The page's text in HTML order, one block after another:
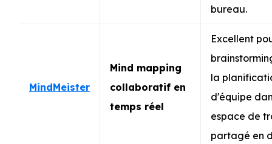
bureau.
MindMeister
Mind mapping
collaboratif en
temps réel
Excellent
la
d'équipe
espace de
partagé en